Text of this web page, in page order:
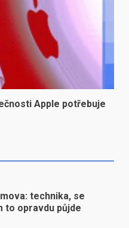
Apple potřebuje
technika, se
to opravdu půjde